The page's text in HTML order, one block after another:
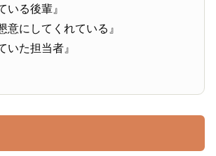
いる後輩』
意にしてくれている』
いた担当者』